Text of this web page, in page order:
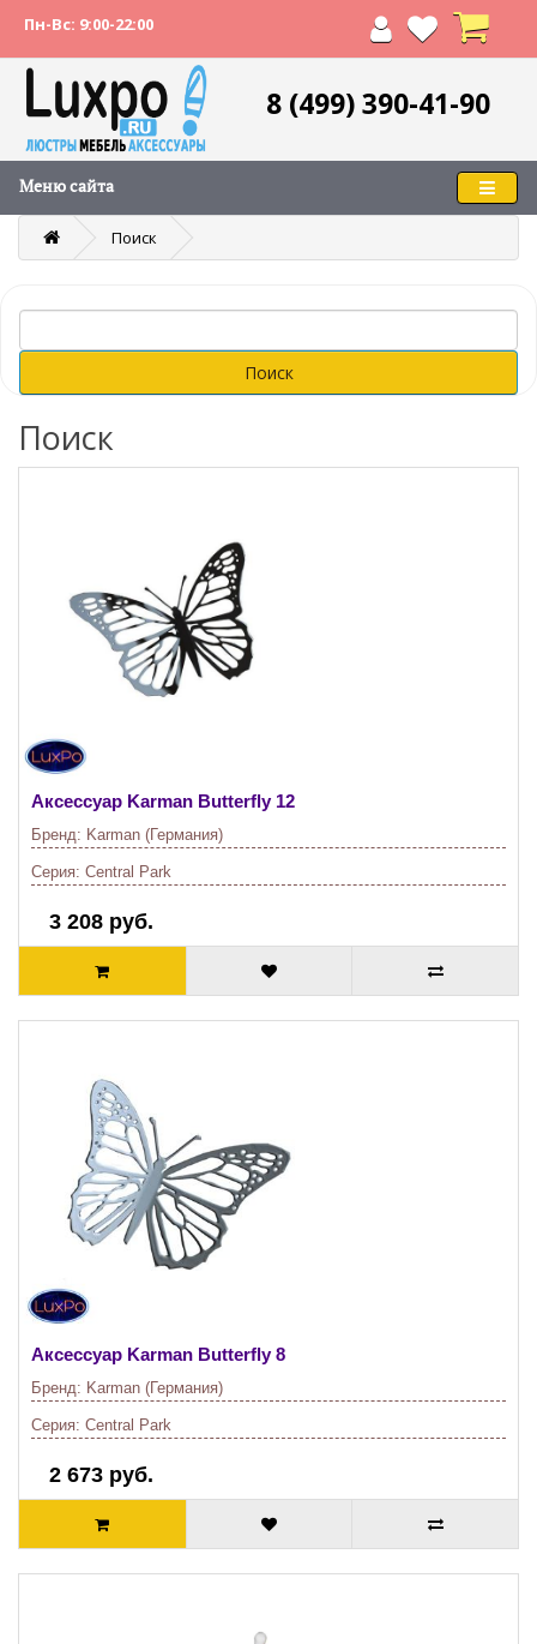
Пн-Вс: 9:00-22:00
8 (499) 390-41-90
Меню сайта
Поиск
Поиск
Аксессуар Karman Butterfly 12
Бренд: Karman (Германия)
Серия: Central Park
3 208 руб.
Аксессуар Karman Butterfly 8
Бренд: Karman (Германия)
Серия: Central Park
2 673 руб.